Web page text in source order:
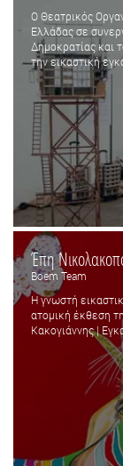
Ο Θεατρικός
Ελλάδας σε
Δημοκρατίας και
την εικαστική
Έπη
Boem Team
Η γνωστή
ατομική έκθεση
Κακογιάννης |